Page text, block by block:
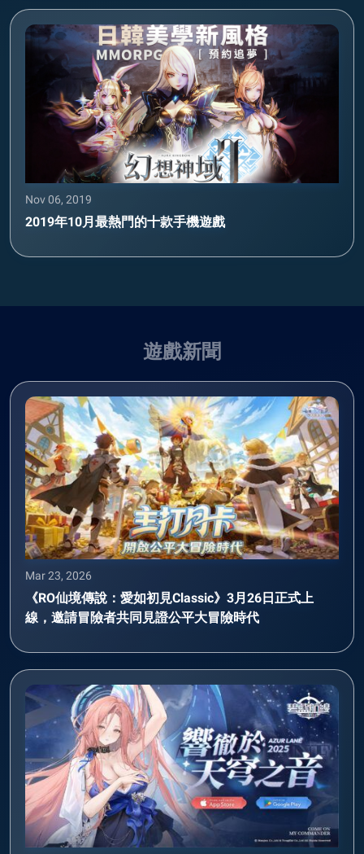
Nov 06, 2019
2019年10月最熱門的十款手機遊戲
遊戲新聞
Mar 23, 2026
《RO仙境傳說：愛如初見Classic》3月26日正式上
線，邀請冒險者共同見證公平大冒險時代